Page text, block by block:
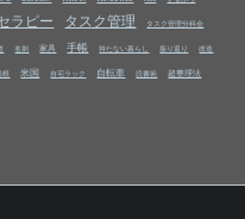
ラピー タスク管理 タスク管理分科会
名刺 家具 手帳 持たない暮らし 振り返り 改造
根 米国 自宅ラック 自転車 読書術 超整理法